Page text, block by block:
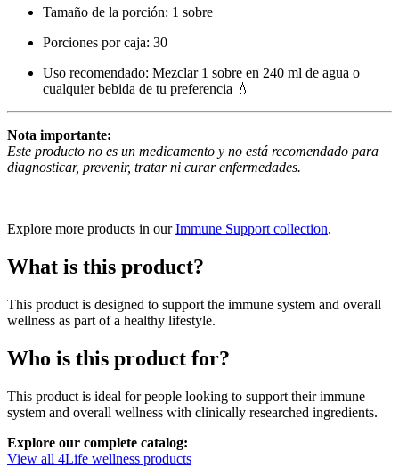
Tamaño de la porción: 1 sobre
Porciones por caja: 30
Uso recomendado: Mezclar 1 sobre en 240 ml de agua o
cualquier bebida de tu preferencia 💧
Nota importante:
Este producto no es un medicamento y no está recomendado para
diagnosticar, prevenir, tratar ni curar enfermedades.
Explore more products in ourImmune Support collection.
What is this product?
This product is designed to support the immune system and overall
wellness as part of a healthy lifestyle.
Who is this product for?
This product is ideal for people looking to support their immune
system and overall wellness with clinically researched ingredients.
Explore our complete catalog:
View all 4Life wellness products